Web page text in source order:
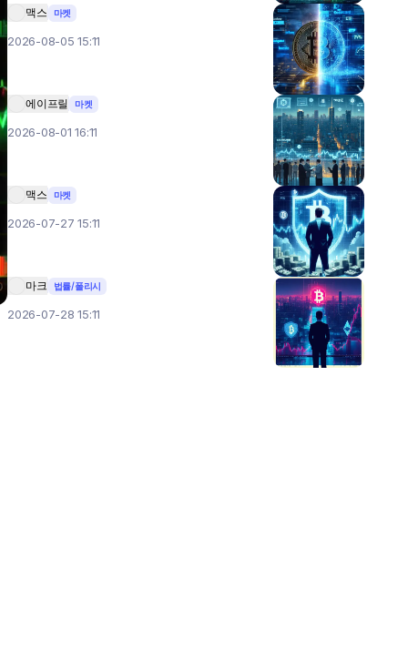
맥스 마켓
2026-08-05 15:11
에이프릴 마켓
2026-08-01 16:11
맥스 마켓
2026-07-27 15:11
마크 법률/폴리시
2026-07-28 15:11